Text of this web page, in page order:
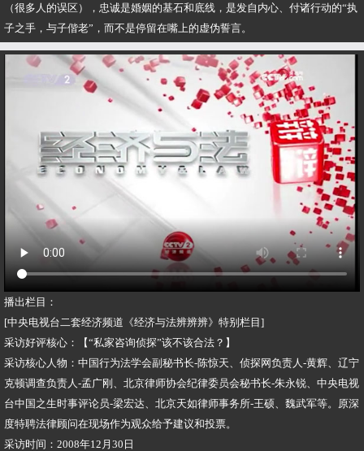
（很多人的误区），忠诚是婚姻的基石和底线，是发自内心、付诸行动的“执
子之手，与子偕老”，而不是停留在嘴上的虚伪誓言。
播出栏目：
[中央电视台二套经济频道《经济与法辨辨辨》特别栏目]
采访好评核心：【“私家咨询侦探”该不该合法？】
采访核心人物：中国行为法学会副秘书长-陈惊天、侦探网负责人-黄辉、辽宁
克顿调查负责人-孟广刚、北京律师协会纪律委员会秘书长-朱永锐、中央电视
台中国之生时事评论员-梁宏达、北京天如律师事务所-王硕、魏武军等。原深
度特聘法律顾问在现场作为观众给予建议和投票。
采访时间：2008年12月30日